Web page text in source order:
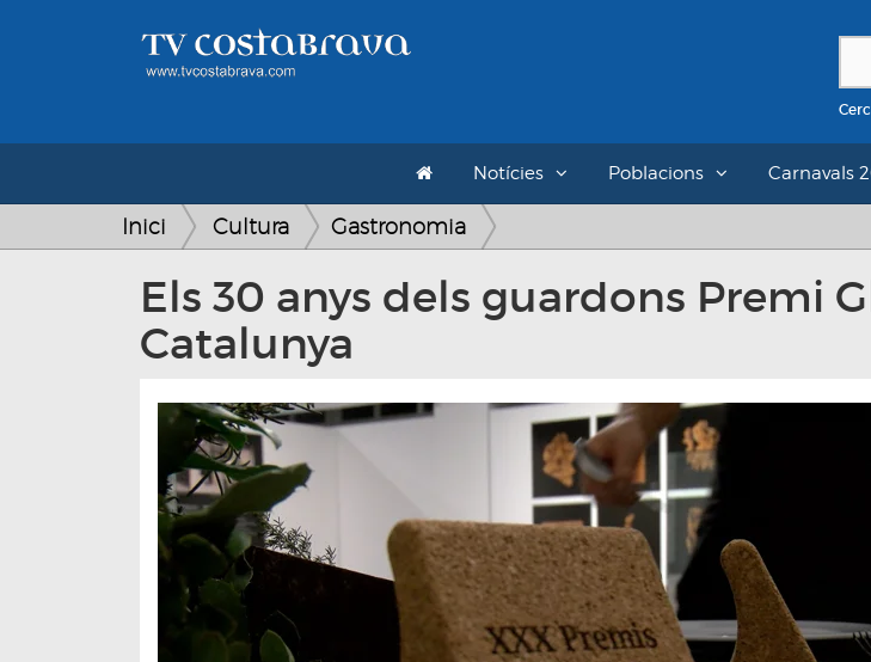
Notícies Poblacions Carnavals
Inici Cultura Gastronomia
Els 30 anys dels guardons Premi
Catalunya